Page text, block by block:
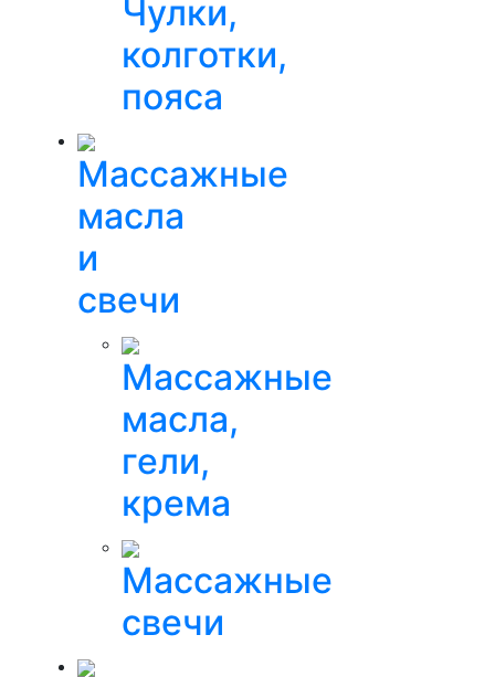
Чулки,
колготки,
пояса
Массажные
масла
и
свечи
Массажные
масла,
гели,
крема
Массажные
свечи